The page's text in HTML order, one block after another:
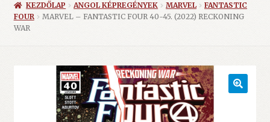
KEZDŐLAP ANGOL KÉPREGÉNYEK MARVEL
FANTASTIC
FOUR
MARVEL – FANTASTIC FOUR 40-45. (2022) RECKONING
WAR